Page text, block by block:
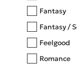
Fantasy
Fantasy /
Feelgood
Romance